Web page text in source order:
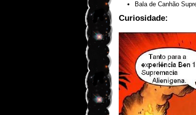
Bala de Canhão
Curiosidade: